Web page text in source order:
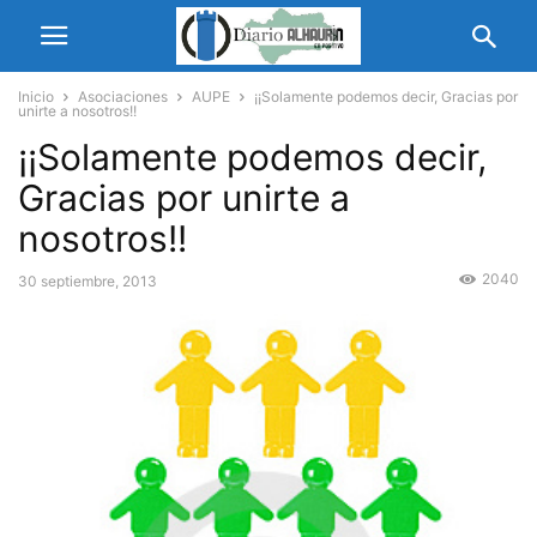
Inicio Asociaciones AUPE
¡¡Solamente podemos decir, Gracias por
unirte a nosotros!!
¡¡Solamente podemos decir,
Gracias por unirte a
nosotros!!
30 septiembre, 2013 2040